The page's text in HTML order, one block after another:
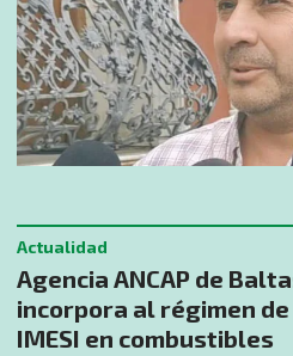
Agencia ANCAP de
incorpora al régimen
IMESI en combustibles
Actualidad